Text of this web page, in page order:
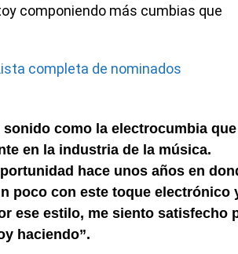
componiendo más cumbias que
completa de nominados
como la electrocumbia
en la industria de la música.
hace unos años en
poco con este toque electrónico
ese estilo, me siento satisfecho
haciendo”.